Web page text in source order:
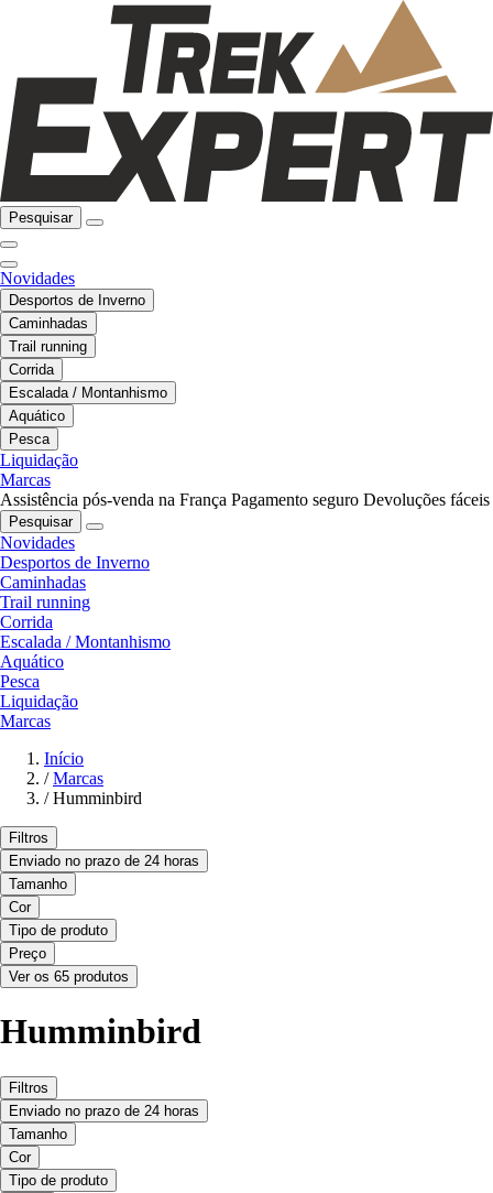
Pesquisar
Novidades
Desportos de Inverno
Caminhadas
Trail running
Corrida
Escalada / Montanhismo
Aquático
Pesca
Liquidação
Marcas
Assistência pós-venda na França Pagamento seguro Devoluções fáceis
Pesquisar
Novidades
Desportos de Inverno
Caminhadas
Trail running
Corrida
Escalada / Montanhismo
Aquático
Pesca
Liquidação
Marcas
Início
/ Marcas
/ Humminbird
Filtros
Enviado no prazo de 24 horas
Tamanho
Cor
Tipo de produto
Preço
Ver os 65 produtos
Humminbird
Filtros
Enviado no prazo de 24 horas
Tamanho
Cor
Tipo de produto